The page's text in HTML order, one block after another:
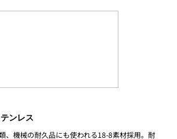
ンレス
、機械の耐久品にも使われる18-8素材採用。耐